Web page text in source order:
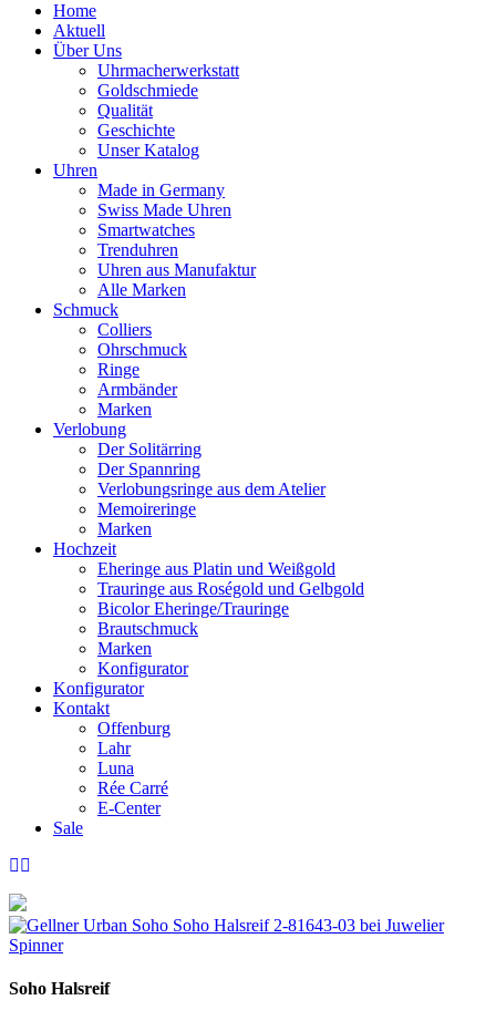
Home
Aktuell
Über Uns
Uhrmacherwerkstatt
Goldschmiede
Qualität
Geschichte
Unser Katalog
Uhren
Made in Germany
Swiss Made Uhren
Smartwatches
Trenduhren
Uhren aus Manufaktur
Alle Marken
Schmuck
Colliers
Ohrschmuck
Ringe
Armbänder
Marken
Verlobung
Der Solitärring
Der Spannring
Verlobungsringe aus dem Atelier
Memoireringe
Marken
Hochzeit
Eheringe aus Platin und Weißgold
Trauringe aus Roségold und Gelbgold
Bicolor Eheringe/Trauringe
Brautschmuck
Marken
Konfigurator
Konfigurator
Kontakt
Offenburg
Lahr
Luna
Rée Carré
E-Center
Sale
Soho Halsreif